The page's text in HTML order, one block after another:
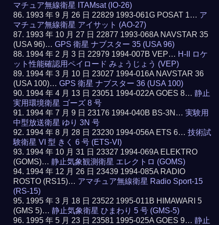
マチュア無線衛星 ITAMsat (IO-26)
1993 年 9 月 26 日 22829 1993-061G POSAT 1… ア
マチュア無線衛星 アイサット (AO-27)
1993 年 10 月 27 日 22877 1993-068A NAVSTAR 35
(USA 96)…GPS 衛星 ナブスター 35 (USA 96)
1994 年 2 月 3 日 22979 1994-007B VEP… H-II ロケ
ット性能確認用ペイロード みょうじょう (VEP)
1994 年 3 月 10 日 23027 1994-016A NAVSTAR 36
(USA 100)…GPS 衛星 ナブスター 36 (USA 100)
1994 年 4 月 13 日 23051 1994-022A GOES 8…静止
実用環境衛星 ゴーズ 8 号
1994 年 7 月 9 日 23176 1994-040B BS-3N…実験用
中型放送衛星 ゆり 3N 号
1994 年 8 月 28 日 23230 1994-056A ETS 6…技術試
験衛星 VI 型 きく 6 号 (ETS-VI)
1994 年 10 月 31 日 23327 1994-069A ELEKTRO
(GOMS)…静止気象観測衛星 エレクトロ (GOMS)
1994 年 12 月 26 日 23439 1994-085A RADIO
ROSTO (RS15)… アマチュア無線衛星 Radio Sport-15
(RS-15)
1995 年 3 月 18 日 23522 1995-011B HIMAWARI 5
(GMS 5)…静止気象衛星 ひまわり 5 号 (GMS-5)
1995 年 5 月 23 日 23581 1995-025A GOES 9…静止